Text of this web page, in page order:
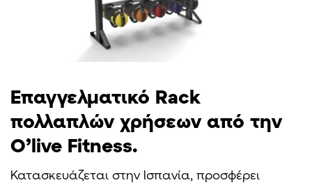
Επαγγελματικό Rack
πολλαπλών χρήσεων από την
O’live Fitness.
Κατασκευάζεται στην Ισπανία, προσφέρει